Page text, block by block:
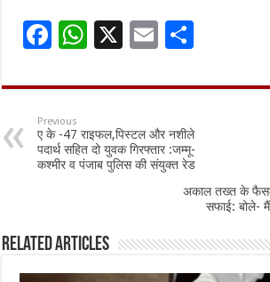
F
e
b
o
o
W
at
p
p
X
E
ai
l
ar
Previous
ए के -47 राइफल,पिस्टल और नशीले
पदार्थ सहित दो युवक गिरफ्तार :जम्मू-
कश्मीर व पंजाब पुलिस की संयुक्त रेड
अकाल तख्त के
सफाई: बोले-
Related Articles